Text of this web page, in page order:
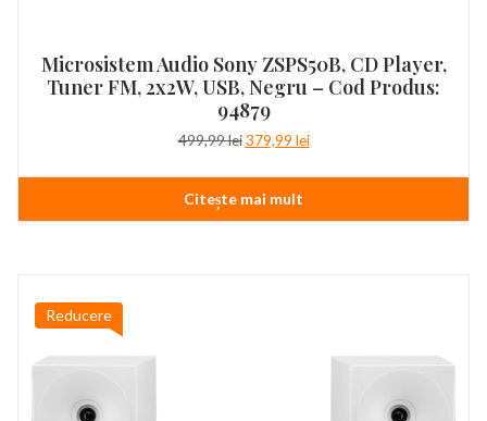
Microsistem Audio Sony ZSPS50B, CD Player,
Tuner FM, 2x2W, USB, Negru – Cod Produs:
94879
499,99lei Prețul
a
fost:
499,99 lei.
379,99 leiPrețul
este:
Citește mai mult
Reducere